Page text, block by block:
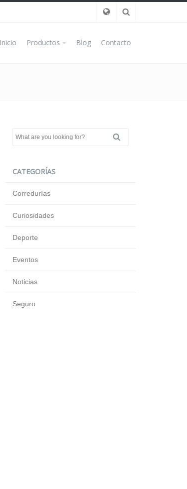
Inicio Productos Blog Contacto
CATEGORÍAS
Corredurías
Curiosidades
Deporte
Eventos
Noticias
Seguro